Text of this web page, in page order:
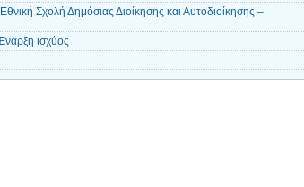
Σχολή Δημόσιας Διοίκησης και Αυτοδιοίκησης –
ισχύος